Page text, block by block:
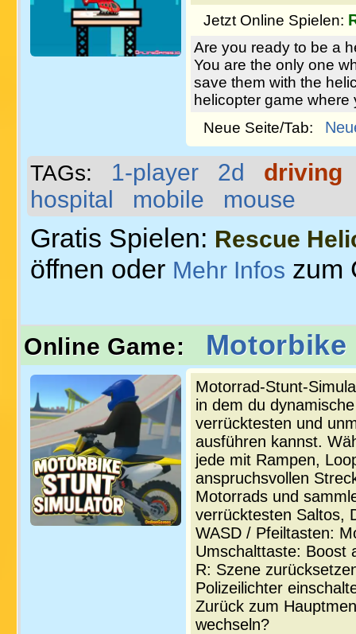
Jetzt Online Spielen:
Are you ready to be a
You are the only one
save them with the
helicopter game
Neue Seite/Tab:
TAGs: 1-player 2d
driving
hospital
mobile mouse
Gratis Spielen: Rescue
öffnen oder Mehr Infos zum
Online Game:
Motorrad-Stunt-
in dem du
verrücktesten und
ausführen kannst.
jede mit Rampen,
anspruchsvollen
Motorrads und
verrücktesten Saltos,
WASD / Pfeiltasten:
Umschalttaste: Boost
R: Szene
Polizeilichter
Zurück zum
wechseln?